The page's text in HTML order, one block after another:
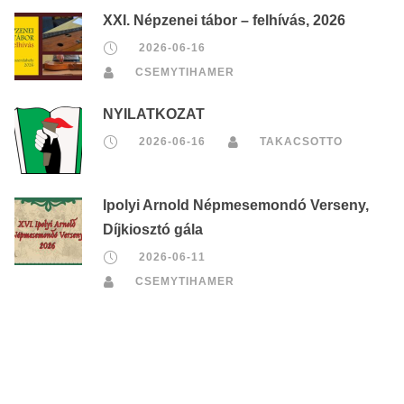
XXI. Népzenei tábor – felhívás, 2026
2026-06-16
CSEMYTIHAMER
NYILATKOZAT
2026-06-16 TAKACSOTTO
Ipolyi Arnold Népmesemondó Verseny,
Díjkiosztó gála
2026-06-11
CSEMYTIHAMER